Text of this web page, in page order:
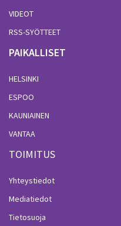
VIDEOT
RSS-SYÖTTEET
PAIKALLISET
HELSINKI
ESPOO
KAUNIAINEN
VANTAA
TOIMITUS
Yhteystiedot
Mediatiedot
Tietosuoja